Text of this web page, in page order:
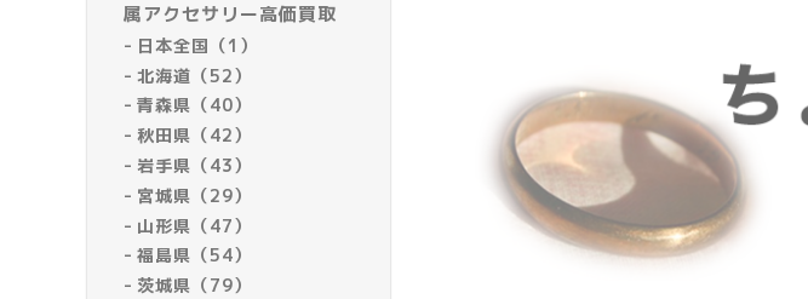
属アクセサリー高価買取
日本全国（1）
北海道（52）
青森県（40）
秋田県（42）
岩手県（43）
宮城県（29）
山形県（47）
福島県（54）
茨城県（79）